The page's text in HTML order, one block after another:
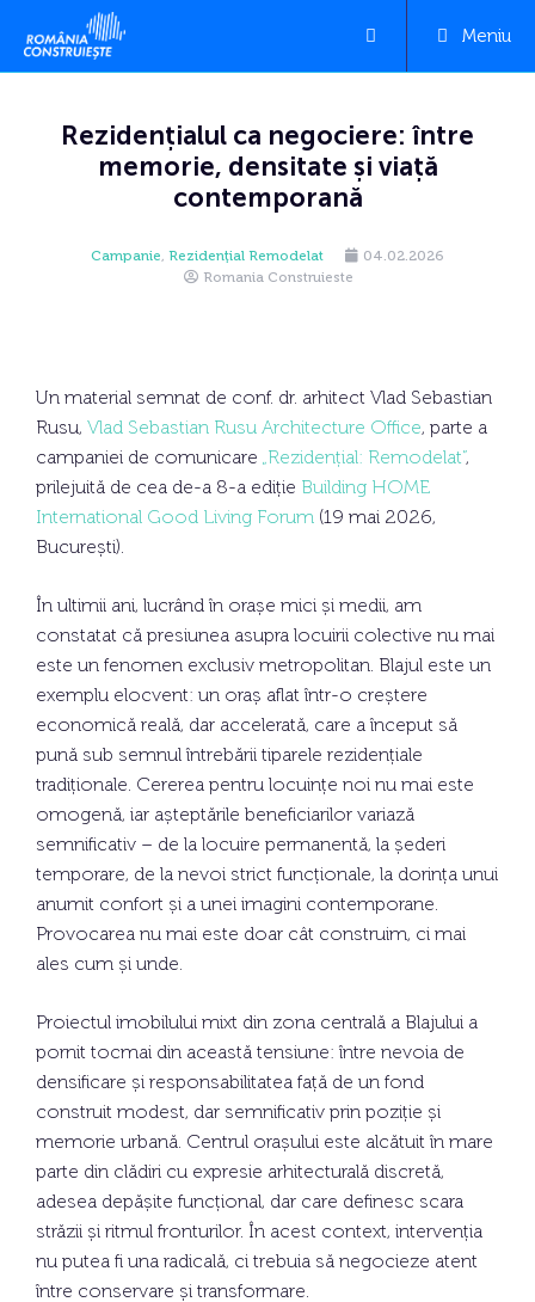
Meniu
Rezidențialul ca negociere: între
memorie, densitate și viață
contemporană
Campanie, Rezidențial Remodelat
04.02.2026
Romania Construieste
Un material semnat de conf. dr. arhitect Vlad Sebastian
Rusu, Vlad Sebastian Rusu Architecture Office, parte a
campaniei de comunicare „Rezidențial: Remodelat”,
prilejuită de cea de-a 8-a ediție Building HOME
International Good Living Forum (19 mai 2026,
București).
În ultimii ani, lucrând în orașe mici și medii, am
constatat că presiunea asupra locuirii colective nu mai
este un fenomen exclusiv metropolitan. Blajul este un
exemplu elocvent: un oraș aflat într-o creștere
economică reală, dar accelerată, care a început să
pună sub semnul întrebării tiparele rezidențiale
tradiționale. Cererea pentru locuințe noi nu mai este
omogenă, iar așteptările beneficiarilor variază
semnificativ – de la locuire permanentă, la șederi
temporare, de la nevoi strict funcționale, la dorința unui
anumit confort și a unei imagini contemporane.
Provocarea nu mai este doar cât construim, ci mai
ales cum și unde.
Proiectul imobilului mixt din zona centrală a Blajului a
pornit tocmai din această tensiune: între nevoia de
densificare și responsabilitatea față de un fond
construit modest, dar semnificativ prin poziție și
memorie urbană. Centrul orașului este alcătuit în mare
parte din clădiri cu expresie arhitecturală discretă,
adesea depășite funcțional, dar care definesc scara
străzii și ritmul fronturilor. În acest context, intervenția
nu putea fi una radicală, ci trebuia să negocieze atent
între conservare și transformare.